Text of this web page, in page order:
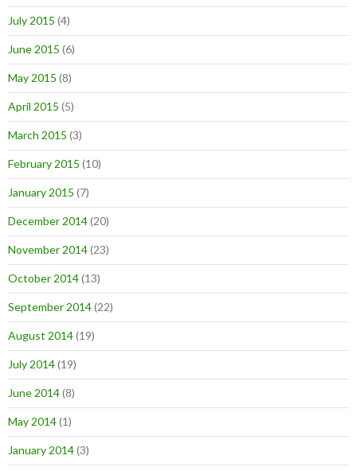
July 2015 (4)
June 2015 (6)
May 2015 (8)
April 2015 (5)
March 2015 (3)
February 2015 (10)
January 2015 (7)
December 2014(20)
November 2014(23)
October 2014(13)
September 2014(22)
August 2014(19)
July 2014(19)
June 2014(8)
May 2014(1)
January 2014(3)